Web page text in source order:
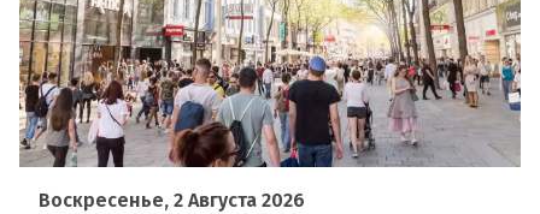
Воскресенье, 2 Августа 2026